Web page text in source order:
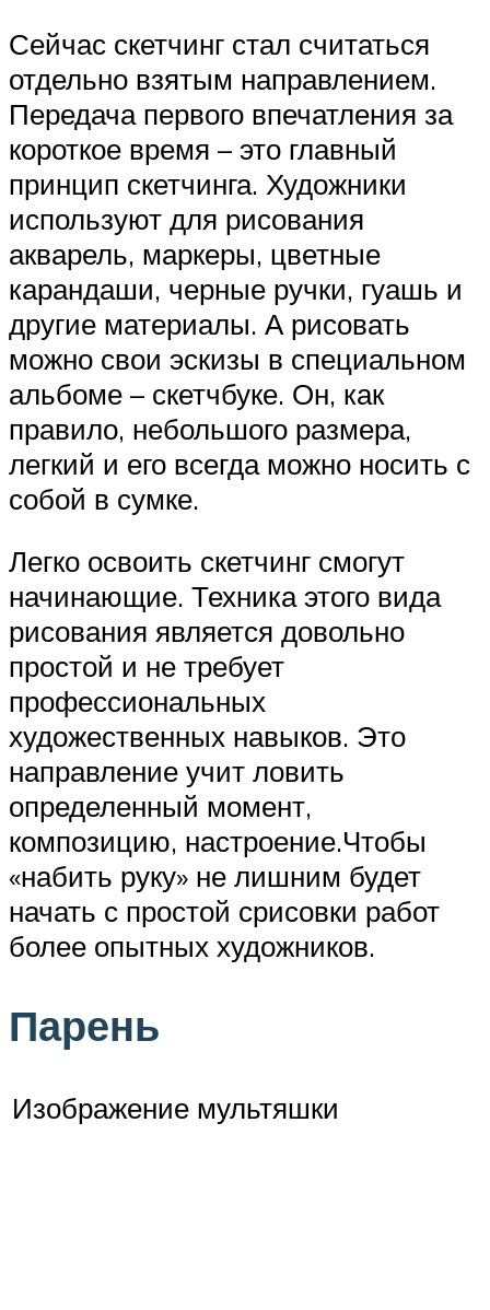
Сейчас скетчинг стал считаться
отдельно взятым направлением.
Передача первого впечатления за
короткое время – это главный
принцип скетчинга. Художники
используют для рисования
акварель, маркеры, цветные
карандаши, черные ручки, гуашь и
другие материалы. А рисовать
можно свои эскизы в специальном
альбоме – скетчбуке. Он, как
правило, небольшого размера,
легкий и его всегда можно носить с
собой в сумке.
Легко освоить скетчинг смогут
начинающие. Техника этого вида
рисования является довольно
простой и не требует
профессиональных
художественных навыков. Это
направление учит ловить
определенный момент,
композицию, настроение.Чтобы
«набить руку» не лишним будет
начать с простой срисовки работ
более опытных художников.
Парень
Изображение мультяшки